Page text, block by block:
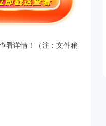
看详情！（注：文件稍